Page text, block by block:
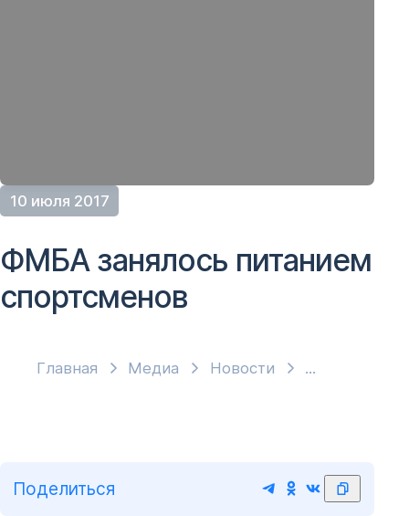
10 июля 2017
Главная Медиа Новости
ФМБА занялось питанием
спортсменов
Поделиться